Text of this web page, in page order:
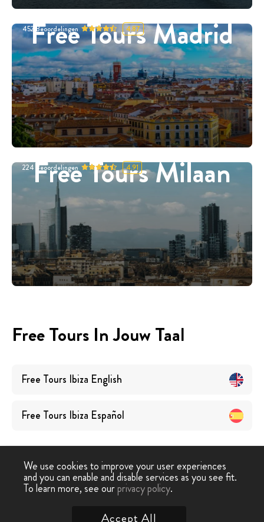
Free Tours Madrid
452 Beoordelingen 4.87
Free Tours Milaan
224 Beoordelingen 4.91
Free Tours In Jouw Taal
Free Tours Ibiza English
Free Tours Ibiza Español
Free Walking Tour › Ibiza
We use cookies to improve your user experiences
and you can enable and disable services as you see fit.
To learn more, see ourprivacy policy.
Accept All